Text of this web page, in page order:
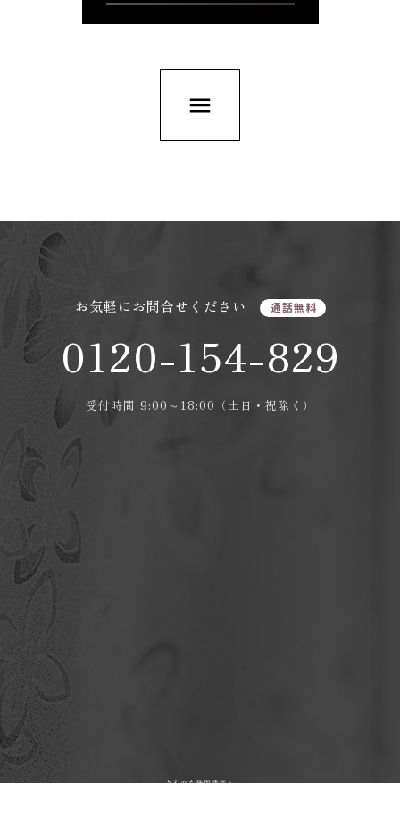
menu
お気軽にお問合せください 通話無料
0120-154-829
受付時間 9:00～18:00（土日・祝除く）